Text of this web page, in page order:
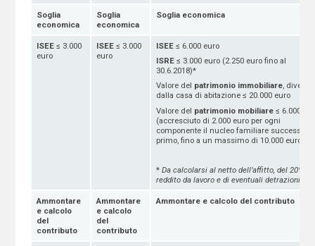
Soglia
economica
Soglia
economica
Soglia economica
ISEE ≤ 3.000
euro
ISEE ≤ 3.000
euro
ISEE≤ 6.000 euro
ISRE≤ 3.000 euro (2.250 euro fino al
30.6.2018)*
Valore del patrimonio immobiliare, diverso
dalla casa di abitazione ≤ 20.000 euro
Valore del patrimonio mobiliare≤ 6.000
(accresciuto di 2.000 euro per ogni
componente il nucleo familiare successivo
primo, fino a un massimo di 10.000 euro)
* Da calcolarsi al netto dell’affitto, del 20%
reddito da lavoro e di eventuali detrazioni
Ammontare
e calcolo
del
contributo
Ammontare
e calcolo
del
contributo
Ammontare e calcolo del contributo